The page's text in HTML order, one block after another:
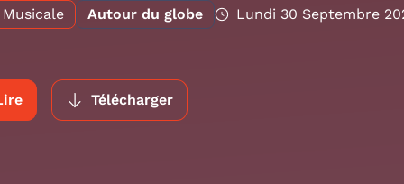
Musicale Autour du globe Lundi 30 Septembre
Télécharger